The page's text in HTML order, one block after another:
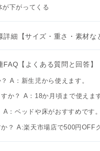
下がってくる
細【サイズ・重さ・素材な
【よくある質問と回答】
A：新生児から使えます。
か？ A：18か月頃まで使えま
：ベッドや床がおすすめです。
？ A:楽天市場店で500円OFF